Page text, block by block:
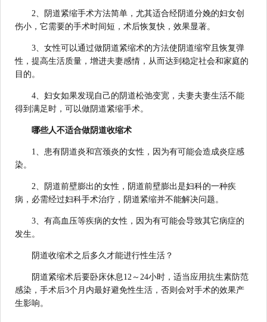
2、阴道紧缩手术方法简单，尤其适合经阴道分娩的妇女创
伤小，它需要的手术时间短，术后恢复快，效果显著。
3、女性可以通过做阴道紧缩术的方法使阴道缩窄且恢复弹
性，提高生活质量，增进夫妻感情，从而达到稳定社会和家庭的
目的。
4、妇女如果发现自己的阴道松弛变宽，夫妻夫妻生活不能
得到满足时，可以做阴道紧缩手术。
哪些人不适合做阴道收缩术
1、患有阴道炎和宫颈炎的女性，因为有可能会造成炎症感
染。
2、阴道前壁膨出的女性，阴道前壁膨出是妇科的一种疾
病，必需经过妇科手术治疗，阴道紧缩并不能解决问题。
3、有高血压等疾病的女性，因为有可能会导致其它病症的
发生。
阴道收缩术之后多久才能进行性生活？
阴道紧缩术后要卧床休息12～24小时，适当应用抗生素防范
感染，手术后3个月内最好避免性生活，否则会对手术的效果产
生影响。